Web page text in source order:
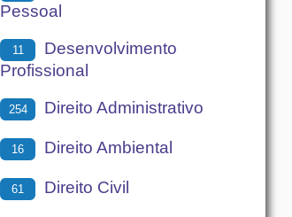
Pessoal
11
Desenvolvimento
Profissional
254 Direito Administrativo
16 Direito Ambiental
61 Direito Civil